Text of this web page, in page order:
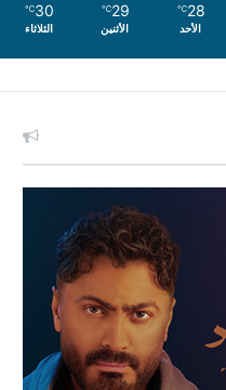
28
℃
الأحد
29
℃
الأثنين
30
℃
الثلاثاء